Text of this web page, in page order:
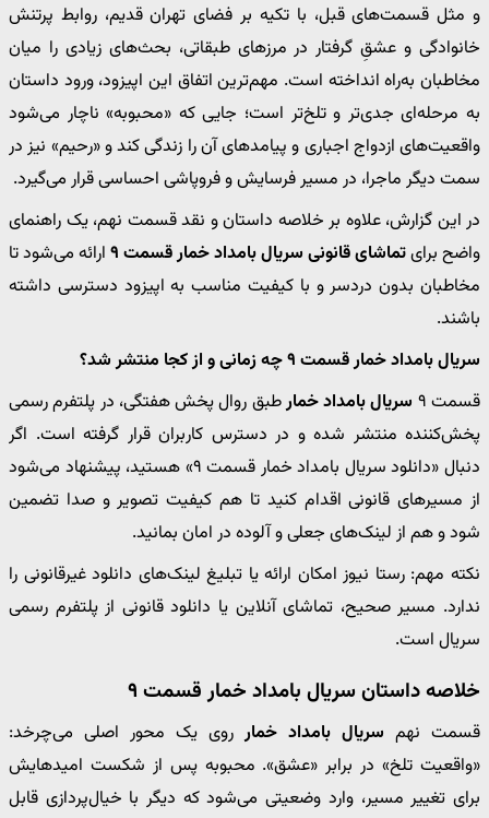
و مثل قسمت‌های قبل، با تکیه بر فضای تهران قدیم، روابط پرتنش
خانوادگی و عشقِ گرفتار در مرزهای طبقاتی، بحث‌های زیادی را میان
مخاطبان به‌راه انداخته است. مهم‌ترین اتفاق این اپیزود، ورود داستان
به مرحله‌ای جدی‌تر و تلخ‌تر است؛ جایی که «محبوبه» ناچار می‌شود
واقعیت‌های ازدواج اجباری و پیامدهای آن را زندگی کند و «رحیم» نیز در
سمت دیگر ماجرا، در مسیر فرسایش و فروپاشی احساسی قرار می‌گیرد.
در این گزارش، علاوه بر خلاصه داستان و نقد قسمت نهم، یک راهنمای
واضح برایتماشای قانونی سریال بامداد خمار قسمت ۹
ارائه می‌شود تا
مخاطبان بدون دردسر و با کیفیت مناسب به اپیزود دسترسی داشته
باشند.
سریال بامداد خمار قسمت ۹ چه زمانی و از کجا منتشر شد؟
قسمت ۹
سریال بامداد خمارطبق روال پخش هفتگی، در پلتفرم رسمی
پخش‌کننده منتشر شده و در دسترس کاربران قرار گرفته است. اگر
دنبال «دانلود سریال بامداد خمار قسمت ۹» هستید، پیشنهاد می‌شود
از مسیرهای قانونی اقدام کنید تا هم کیفیت تصویر و صدا تضمین
شود و هم از لینک‌های جعلی و آلوده در امان بمانید.
نکته مهم: رستا نیوز امکان ارائه یا تبلیغ لینک‌های دانلود غیرقانونی را
ندارد. مسیر صحیح، تماشای آنلاین یا دانلود قانونی از پلتفرم رسمی
سریال است.
خلاصه داستان سریال بامداد خمار قسمت ۹
قسمت نهم سریال بامداد خمارروی یک محور اصلی می‌چرخد:
«واقعیت تلخ» در برابر «عشق». محبوبه پس از شکست امیدهایش
برای تغییر مسیر، وارد وضعیتی می‌شود که دیگر با خیال‌پردازی قابل